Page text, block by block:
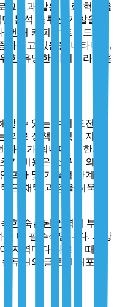
그램과 같은 의료 혁신을
분석 솔루션 개발을 위
벤처 캐피탈 트렌드는
가하고 있음을 나타내며,
한 유망한 파이프라인을
수 있는 여러 도전 과
의료 정책이 있는 지역
제가 됩니다. 또한, 고
기 비용은 소규모 의료
프라 및 기술적 한계, 예
은 채택 과정을 더욱 복
한 숙련된 인력의 부족
는 데 필수적입니다. 시장
지역마다 다르기 때문
루션의 글로벌 배포에